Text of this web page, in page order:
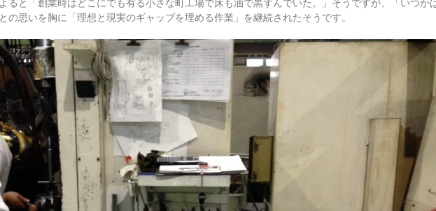
の思いを胸に「理想と現実のギャップを埋める作業」を継続されたそうです。